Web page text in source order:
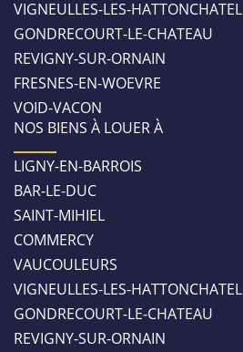
VIGNEULLES-LES-HATTONCHATEL
GONDRECOURT-LE-CHATEAU
REVIGNY-SUR-ORNAIN
FRESNES-EN-WOEVRE
VOID-VACON
NOS BIENS À LOUER À
LIGNY-EN-BARROIS
BAR-LE-DUC
SAINT-MIHIEL
COMMERCY
VAUCOULEURS
VIGNEULLES-LES-HATTONCHATEL
GONDRECOURT-LE-CHATEAU
REVIGNY-SUR-ORNAIN